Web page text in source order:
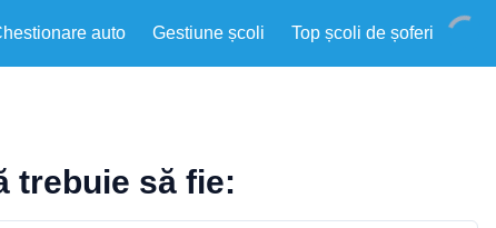
auto Gestiune școli Top școli de șoferi
trebuie să fie: